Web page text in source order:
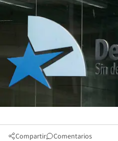
Compartir Comentarios